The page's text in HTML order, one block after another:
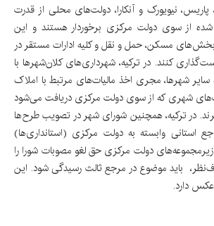
نیویورک و آنکارا، دولت‌های محلی از قدرت
از سوی دولت مرکزی برخوردار هستند و این
بخش‌های مسکن، حمل و نقل و کلیه ادارات مستقر در
کنند. در ترکیه، شهرداری‌های کلان‌شهرها با
سایر شهرها، مجری اخذ مالیات‌های مرتبط با املاک
شهری که از سوی دولت مرکزی دریافت می‌شود
در ترکیه، همچنین شورای شهر در تصویب طرح‌ها
استانی وابسته به دولت مرکزی (استانداری‌ها)
دولت مرکزی حق لغو مصوبات شورا را
باید موضوع در مرجع ثالث رسیدگی شود. این
عکس دارد.